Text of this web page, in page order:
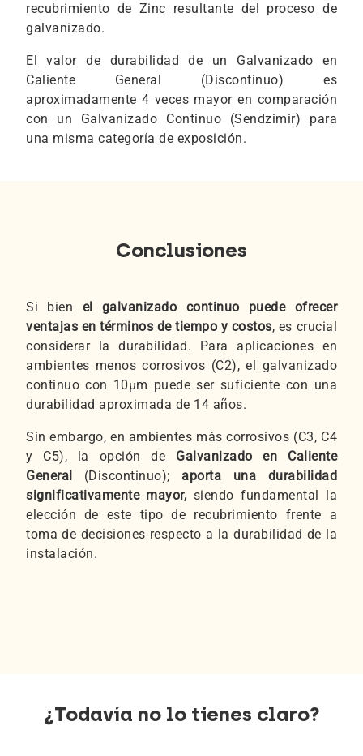
recubrimiento de Zinc resultante del proceso de
galvanizado.
El valor de durabilidad de un Galvanizado en
Caliente General (Discontinuo) es
aproximadamente 4 veces mayor en comparación
con un Galvanizado Continuo (Sendzimir) para
una misma categoría de exposición.
Conclusiones
Si bien el galvanizado continuo puede ofrecer
ventajas en términos de tiempo y costos, es crucial
considerar la durabilidad. Para aplicaciones en
ambientes menos corrosivos (C2), el galvanizado
continuo con 10μm puede ser suficiente con una
durabilidad aproximada de 14 años.
Sin embargo, en ambientes más corrosivos (C3, C4
y C5), la opción de Galvanizado en Caliente
General (Discontinuo); aporta una durabilidad
significativamente mayor, siendo fundamental la
elección de este tipo de recubrimiento frente a
toma de decisiones respecto a la durabilidad de la
instalación.
¿Todavía no lo tienes claro?